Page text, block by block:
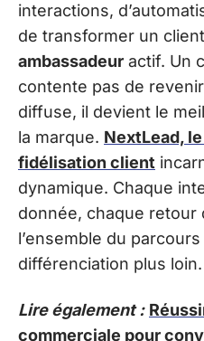
interactions,
de transformer un
ambassadeur actif. Un
contente pas de
diffuse, il devient le
la marque. NextLead,
fidélisation client
dynamique. Chaque
donnée, chaque retour
l’ensemble du
différenciation plus loin.
Lire également :
commerciale pour